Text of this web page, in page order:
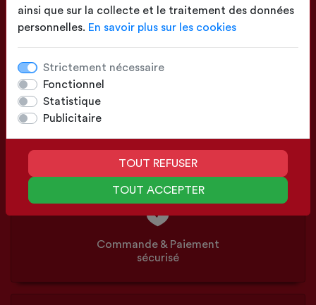
ainsi que sur la collecte et le traitement des données
personnelles. En savoir plus sur les cookies
Strictement nécessaire
Fonctionnel
Statistique
Publicitaire
TOUT REFUSER
TOUT ACCEPTER
Livraison
sur toute la France
Sur mesure ou Standards
Commande & Paiement
sécurisé